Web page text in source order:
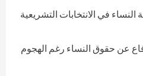
في الانتخابات التشريعية
عن حقوق النساء رغم الهجوم